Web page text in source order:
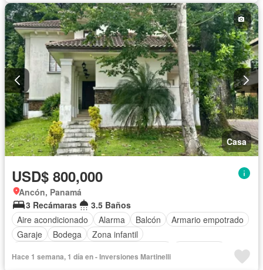
Casa
USD$ 800,000
Ancón, Panamá
3 Recámaras
3.5 Baños
Aire acondicionado
Alarma Balcón
Armario empotrado
Garaje
Bodega
Zona infantil
Cocina equipada
Jardín Parrilla Gimnasio
Hace 1 semana, 1 día en - Inversiones Martinelli